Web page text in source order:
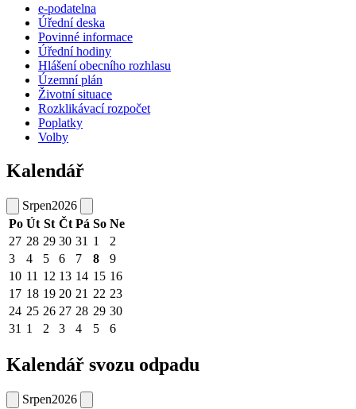
e-podatelna
Úřední deska
Povinné informace
Úřední hodiny
Hlášení obecního rozhlasu
Územní plán
Životní situace
Rozklikávací rozpočet
Poplatky
Volby
Kalendář
Srpen2026
Po Út St Čt Pá So Ne
27 28 29 30 31 1
2
3
4 5 6 7 8
9
10 11 12 13 14 15 16
17 18 19 20 21 22 23
24 25 26 27 28 29 30
31 1 2 3 4 5 6
Kalendář svozu odpadu
Srpen2026